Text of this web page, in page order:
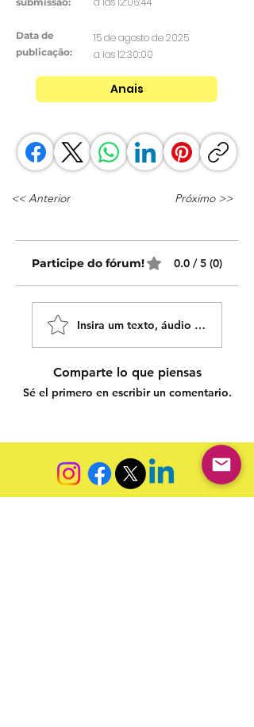
Data de
publicação:
15 de agosto de 2025
a las 12:30:00
Anais
<< Anterior Próximo >>
Participe do fórum! 0.0 / 5 (0)
Insira um texto, áudio ou vídeo!
Comparte lo que piensas
Sé el primero en escribir un comentario.